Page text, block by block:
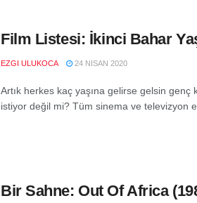
Film Listesi: İkinci Bahar
EZGI ULUKOCA 24 NISAN 2020
Artık herkes kaç yaşına gelirse gelsin
istiyor değil mi? Tüm sinema ve televizyon
Bir Sahne: Out Of Africa